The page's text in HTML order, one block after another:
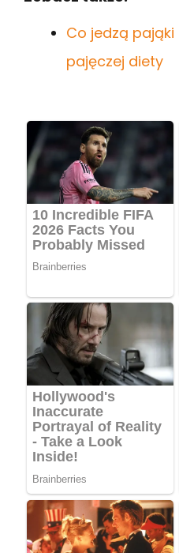
Co jedzą pająki
pajęczej diety